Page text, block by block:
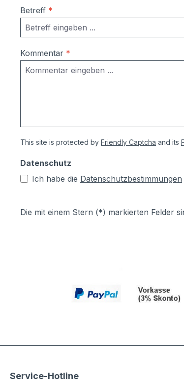
Betreff *
Kommentar *
This site is protected by Friendly Captcha and its
Datenschutz
Ich habe die Datenschutzbestimmungen
Die mit einem Stern (*) markierten Felder
Service-Hotline